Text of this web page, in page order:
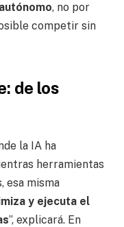
, no por
competir sin
de los
la IA ha
herramientas
esa misma
y ejecuta el
”, explicará. En